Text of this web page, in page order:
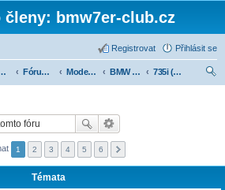
členy: bmw7er-club.cz
Přihlásit se
Registrovat
Fórum 7er Modely BMW 7er BMW 7 e23 (1977-1986)
735i (1979-1986)
1 2 3 4 5 6
Témata